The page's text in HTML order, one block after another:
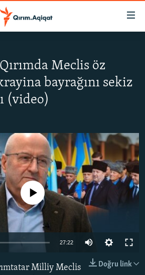
Meclis öz
bayrağını sekiz
(video)
source currently available
27:22
240p
Doğru link
Milliy Meclis